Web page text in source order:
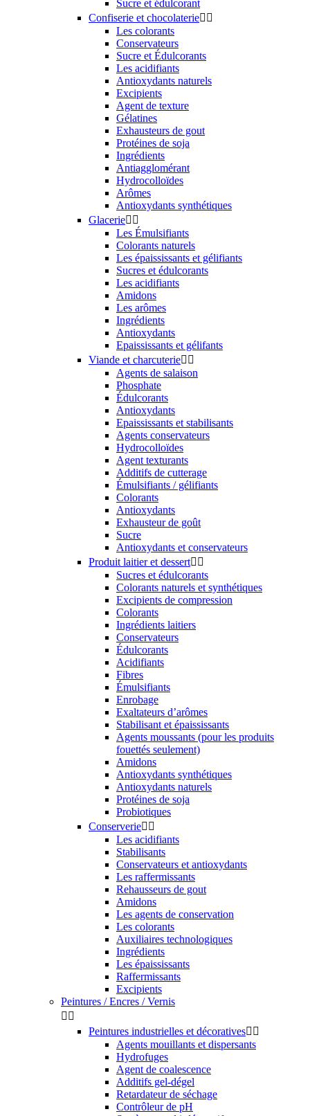
Sucre et édulcorant
Confiserie et chocolaterie 
Les colorants
Conservateurs
Sucre et Édulcorants
Les acidifiants
Antioxydants naturels
Excipients
Agent de texture
Gélatines
Exhausteurs de gout
Protéines de soja
Ingrédients
Antiagglomérant
Hydrocolloïdes
Arômes
Antioxydants synthétiques
Glacerie 
Les Émulsifiants
Colorants naturels
Les épaississants et gélifiants
Sucres et édulcorants
Les acidifiants
Amidons
Les arômes
Ingrédients
Antioxydants
Epaississants et gélifants
Viande et charcuterie 
Agents de salaison
Phosphate
Édulcorants
Antioxydants
Epaississants et stabilisants
Agents conservateurs
Hydrocolloïdes
Agent texturants
Additifs de cutterage
Émulsifiants / gélifiants
Colorants
Antioxydants
Exhausteur de goût
Sucre
Antioxydants et conservateurs
Produit laitier et dessert 
Sucres et édulcorants
Colorants naturels et synthétiques
Excipients de compression
Colorants
Ingrédients laitiers
Conservateurs
Édulcorants
Acidifiants
Fibres
Émulsifiants
Enrobage
Exaltateurs d’arômes
Stabilisant et épaississants
Agents moussants (pour les produits
fouettés seulement)
Amidons
Antioxydants synthétiques
Antioxydants naturels
Protéines de soja
Probiotiques
Conserverie 
Les acidifiants
Stabilisants
Conservateurs et antioxydants
Les raffermissants
Rehausseurs de gout
Amidons
Les agents de conservation
Les colorants
Auxiliaires technologiques
Ingrédients
Les épaississants
Raffermissants
Excipients
Peintures / Encres / Vernis
 
Peintures industrielles et décoratives 
Agents mouillants et dispersants
Hydrofuges
Agent de coalescence
Additifs gel-dégel
Retardateur de séchage
Contrôleur de pH